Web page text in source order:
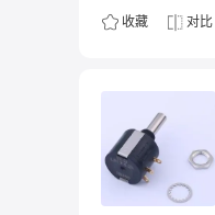
收藏 对比